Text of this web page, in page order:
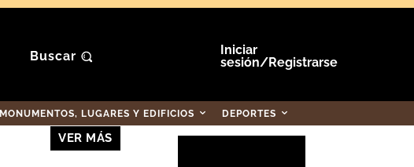
Buscar
Iniciar
sesión/Registrarse
MONUMENTOS, LUGARES Y EDIFICIOS DEPORTES
VER MÁS